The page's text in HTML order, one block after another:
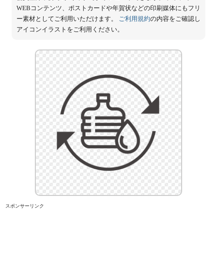
WEBコンテンツ、ポストカードや年賀状などの印刷媒体にもフリ
ー素材としてご利用いただけます。 ご利用規約の内容をご確認し
アイコンイラストをご利用ください。
スポンサーリンク